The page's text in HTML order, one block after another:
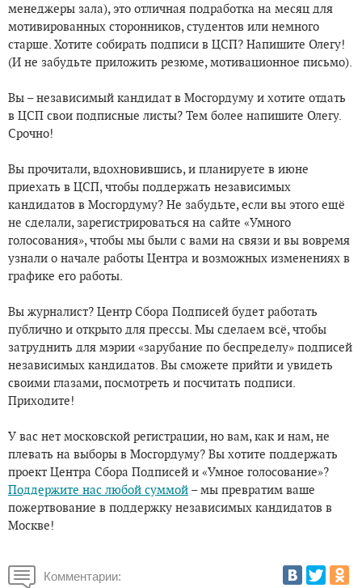
менеджеры зала), это отличная подработка на месяц для
мотивированных сторонников, студентов или немного
старше. Хотите собирать подписи в ЦСП? Напишите Олегу!
(И не забудьте приложить резюме, мотивационное письмо).
Вы – независимый кандидат в Мосгордуму и хотите отдать
в ЦСП свои подписные листы? Тем более напишите Олегу.
Срочно!
Вы прочитали, вдохновившись, и планируете в июне
приехать в ЦСП, чтобы поддержать независимых
кандидатов в Мосгордуму? Не забудьте, если вы этого ещё
не сделали, зарегистрироваться на сайте «Умного
голосования», чтобы мы были с вами на связи и вы вовремя
узнали о начале работы Центра и возможных изменениях в
графике его работы.
Вы журналист? Центр Сбора Подписей будет работать
публично и открыто для прессы. Мы сделаем всё, чтобы
затруднить для мэрии «зарубание по беспределу» подписей
независимых кандидатов. Вы сможете прийти и увидеть
своими глазами, посмотреть и посчитать подписи.
Приходите!
У вас нет московской регистрации, но вам, как и нам, не
плевать на выборы в Мосгордуму? Вы хотите поддержать
проект Центра Сбора Подписей и «Умное голосование»?
Поддержите нас любой суммой – мы превратим ваше
пожертвование в поддержку независимых кандидатов в
Москве!
Комментарии: